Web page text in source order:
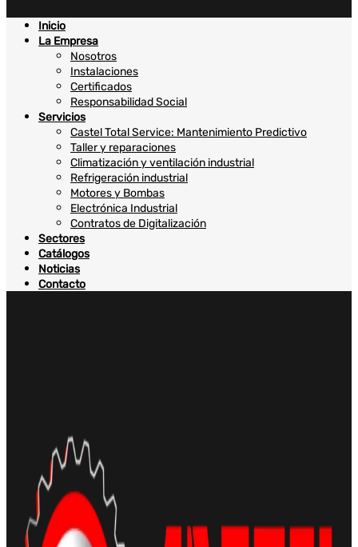
Inicio
La Empresa
Nosotros
Instalaciones
Certificados
Responsabilidad Social
Servicios
Castel Total Service: Mantenimiento Predictivo
Taller y reparaciones
Climatización y ventilación industrial
Refrigeración industrial
Motores y Bombas
Electrónica Industrial
Contratos de Digitalización
Sectores
Catálogos
Noticias
Contacto